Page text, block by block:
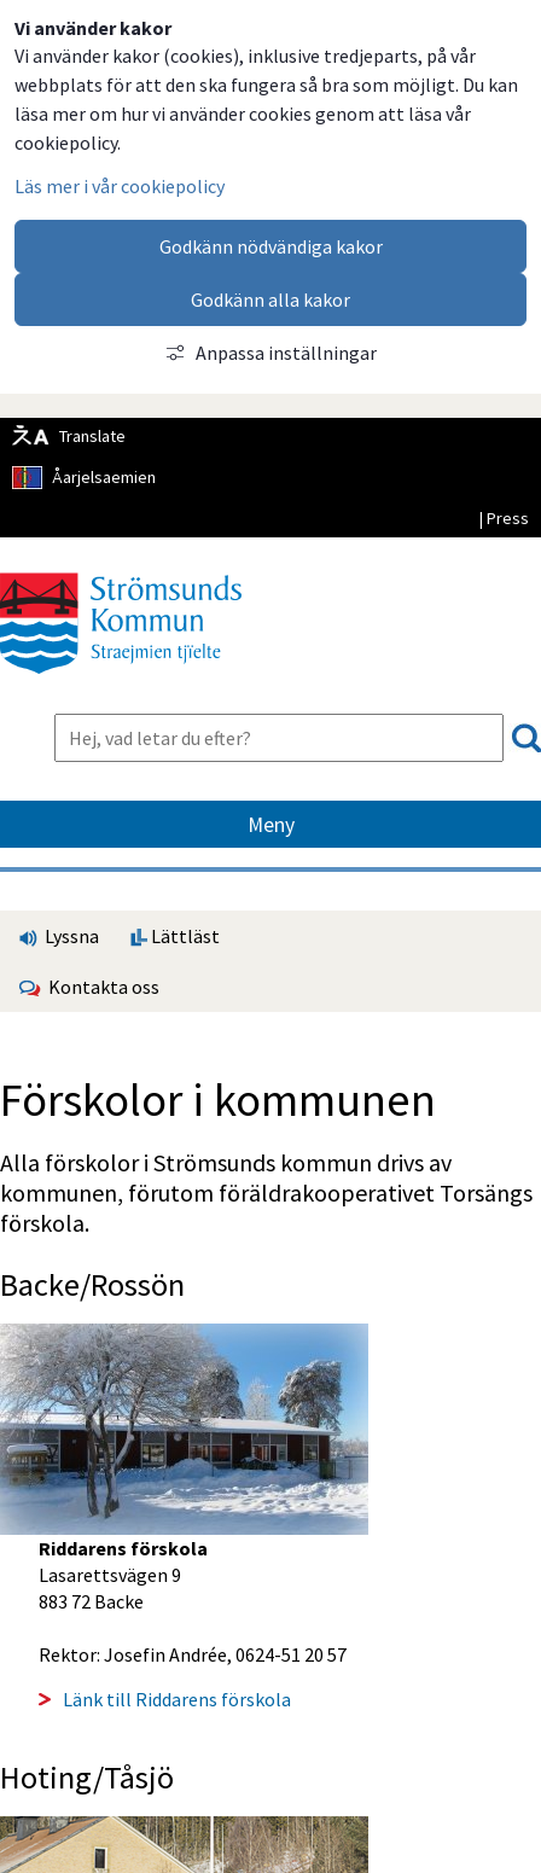
Vi använder kakor
Vi använder kakor (cookies), inklusive tredjeparts, på vår
webbplats för att den ska fungera så bra som möjligt. Du kan
läsa mer om hur vi använder cookies genom att läsa vår
cookiepolicy.
Läs mer i vår cookiepolicy
Godkänn nödvändiga kakor
Godkänn alla kakor
Anpassa inställningar
Translate
Åarjelsaemien
| Press
Meny
Lyssna Lättläst
Kontakta oss
Förskolor i kommunen
Alla förskolor i Strömsunds kommun drivs av
kommunen, förutom föräldrakooperativet Torsängs
förskola.
Backe/Rossön
Riddarens förskola
Lasarettsvägen 9
883 72 Backe
Rektor: Josefin Andrée, 0624-51 20 57
Länk till Riddarens förskola
Hoting/Tåsjö
Dela
på
Facebook
Dela
på
Twitter
Dela
på
LinkedIn
Dela
via
email